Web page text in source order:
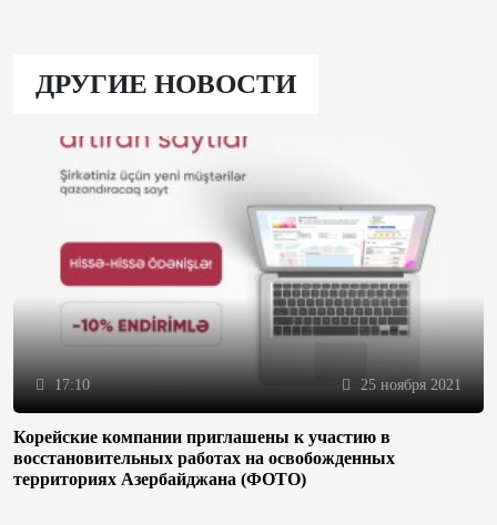
ДРУГИЕ НОВОСТИ
17:10 25 ноября 2021
Корейские компании приглашены к участию в
восстановительных работах на освобожденных
территориях Азербайджана (ФОТО)